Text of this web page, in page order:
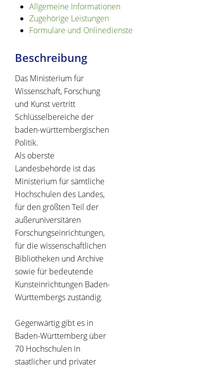
Allgemeine Informationen
Zugehörige Leistungen
Formulare und Onlinedienste
Beschreibung
Das Ministerium für
Wissenschaft, Forschung
und Kunst vertritt
Schlüsselbereiche der
baden-württembergischen
Politik.
Als oberste
Landesbehörde ist das
Ministerium für sämtliche
Hochschulen des Landes,
für den größten Teil der
außeruniversitären
Forschungseinrichtungen,
für die wissenschaftlichen
Bibliotheken und Archive
sowie für bedeutende
Kunsteinrichtungen Baden-
Württembergs zuständig.
Gegenwärtig gibt es in
Baden-Württemberg über
70 Hochschulen in
staatlicher und privater